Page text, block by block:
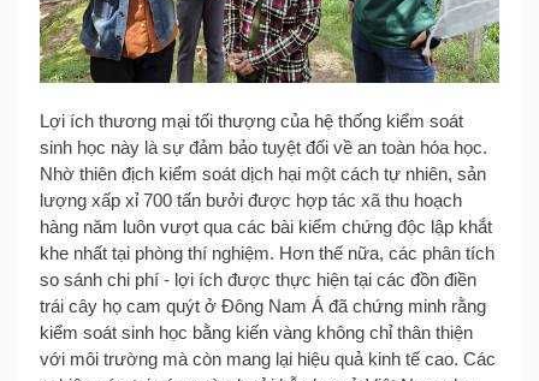
Lợi ích thương mại tối thượng của hệ thống kiểm soát
sinh học này là sự đảm bảo tuyệt đối về an toàn hóa học.
Nhờ thiên địch kiểm soát dịch hại một cách tự nhiên, sản
lượng xấp xỉ 700 tấn bưởi được hợp tác xã thu hoạch
hàng năm luôn vượt qua các bài kiểm chứng độc lập khắt
khe nhất tại phòng thí nghiệm. Hơn thế nữa, các phân tích
so sánh chi phí - lợi ích được thực hiện tại các đồn điền
trái cây họ cam quýt ở Đông Nam Á đã chứng minh rằng
kiểm soát sinh học bằng kiến vàng không chỉ thân thiện
với môi trường mà còn mang lại hiệu quả kinh tế cao. Các